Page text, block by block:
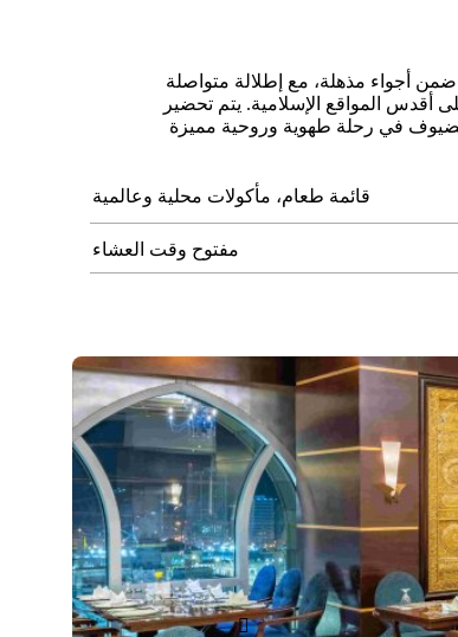
ضمن أجواء مذهلة، مع إطلالة متواصلة
أقدس المواقع الإسلامية. يتم تحضير
الضيوف في رحلة طهوية وروحية مميزة
قائمة طعام، مأكولات محلية وعالمية
مفتوح وقت العشاء
